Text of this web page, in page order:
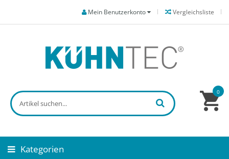
Vergleichsliste
Mein Benutzerkonto
0
Kategorien